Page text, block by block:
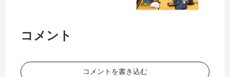
線
沿
阪
を
付
大
コメント
コメントを書き込む